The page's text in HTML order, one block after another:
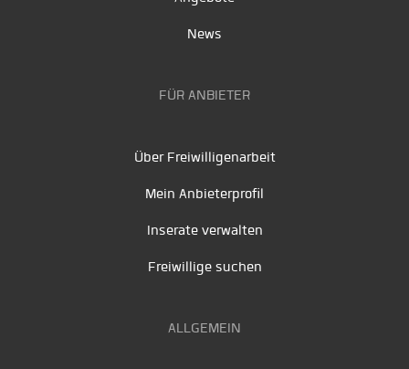
News
FÜR ANBIETER
Über Freiwilligenarbeit
Mein Anbieterprofil
Inserate verwalten
Freiwillige suchen
ALLGEMEIN